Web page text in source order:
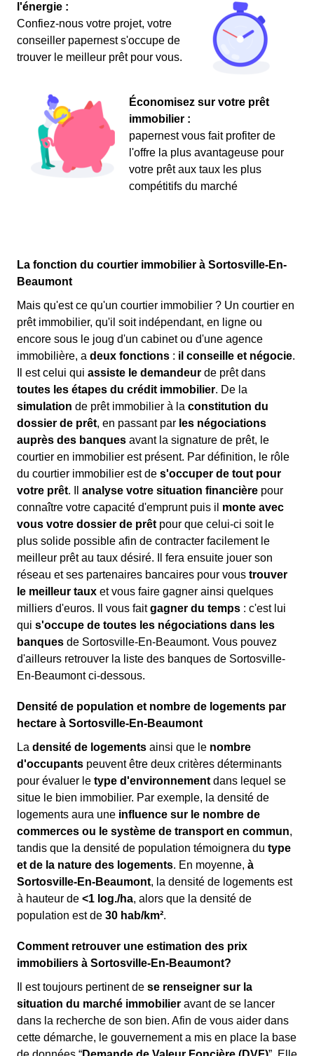
l'énergie :
Confiez-nous votre projet, votre
conseiller papernest s'occupe de
trouver le meilleur prêt pour vous.
Économisez sur votre prêt
immobilier :
papernest vous fait profiter de
l'offre la plus avantageuse pour
votre prêt aux taux les plus
compétitifs du marché
La fonction du courtier immobilier à Sortosville-En-
Beaumont
Mais qu'est ce qu'un courtier immobilier ? Un courtier en
prêt immobilier, qu'il soit indépendant, en ligne ou
encore sous le joug d'un cabinet ou d'une agence
immobilière, a deux fonctions : il conseille et négocie.
Il est celui qui assiste le demandeur de prêt dans
toutes les étapes du crédit immobilier. De la
simulation de prêt immobilier à la constitution du
dossier de prêt, en passant par les négociations
auprès des banques avant la signature de prêt, le
courtier en immobilier est présent. Par définition, le rôle
du courtier immobilier est de s'occuper de tout pour
votre prêt. Il analyse votre situation financière pour
connaître votre capacité d'emprunt puis il monte avec
vous votre dossier de prêt pour que celui-ci soit le
plus solide possible afin de contracter facilement le
meilleur prêt au taux désiré. Il fera ensuite jouer son
réseau et ses partenaires bancaires pour vous trouver
le meilleur taux et vous faire gagner ainsi quelques
milliers d'euros. Il vous faitgagner du temps : c'est lui
qui s'occupe de toutes les négociations dans les
banques de Sortosville-En-Beaumont. Vous pouvez
d'ailleurs retrouver la liste des banques de Sortosville-
En-Beaumont ci-dessous.
Densité de population et nombre de logements par
hectare à Sortosville-En-Beaumont
La densité de logements ainsi que le nombre
d'occupants peuvent être deux critères déterminants
pour évaluer le type d'environnement dans lequel se
situe le bien immobilier. Par exemple, la densité de
logements aura une influence sur le nombre de
commerces ou le système de transport en commun,
tandis que la densité de population témoignera du type
et de la nature des logements. En moyenne, à
Sortosville-En-Beaumont, la densité de logements est
à hauteur de <1 log./ha, alors que la densité de
population est de 30 hab/km².
Comment retrouver une estimation des prix
immobiliers à Sortosville-En-Beaumont?
Il est toujours pertinent de se renseigner sur la
situation du marché immobilier avant de se lancer
dans la recherche de son bien. Afin de vous aider dans
cette démarche, le gouvernement a mis en place la base